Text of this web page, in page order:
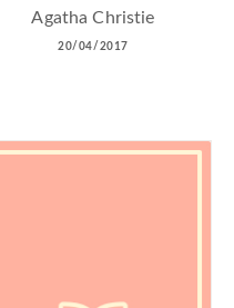
Agatha Christie
20/04/2017